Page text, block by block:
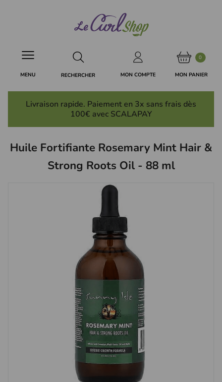
MON COMPTE
0
MON PANIER
RECHERCHER
MENU
Livraison rapide. Paiement en 3x sans frais dès
100€ avec SCALAPAY
Huile Fortifiante Rosemary Mint Hair &
Strong Roots Oil - 88 ml